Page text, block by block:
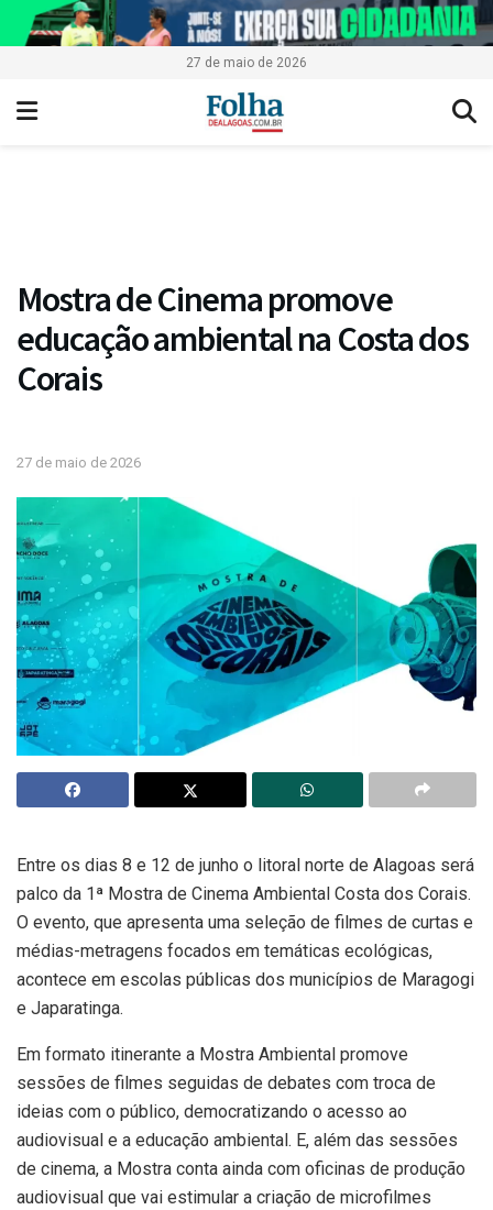
27 de maio de 2026
Mostra de Cinema promove
educação ambiental na Costa dos
Corais
27 de maio de 2026
Entre os dias 8 e 12 de junho o litoral norte de Alagoas será
palco da 1ª Mostra de Cinema Ambiental Costa dos Corais.
O evento, que apresenta uma seleção de filmes de curtas e
médias-metragens focados em temáticas ecológicas,
acontece em escolas públicas dos municípios de Maragogi
e Japaratinga.
Em formato itinerante a Mostra Ambiental promove
sessões de filmes seguidas de debates com troca de
ideias com o público, democratizando o acesso ao
audiovisual e a educação ambiental. E, além das sessões
de cinema, a Mostra conta ainda com oficinas de produção
audiovisual que vai estimular a criação de microfilmes